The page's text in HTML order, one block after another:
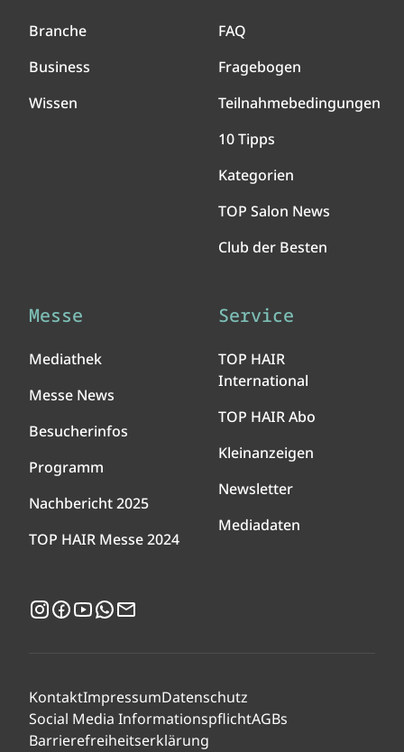
Branche
Business
Wissen
FAQ
Fragebogen
Teilnahmebedingungen
10 Tipps
Kategorien
TOP Salon News
Club der Besten
Messe
Mediathek
Messe News
Besucherinfos
Programm
Nachbericht 2025
TOP HAIR Messe 2024
Service
TOP HAIR
International
TOP HAIR Abo
Kleinanzeigen
Newsletter
Mediadaten
Instagram
Facebook
YouTubeWhatsApp
KontaktImpressumDatenschutz
Social Media InformationspflichtAGBs
Barrierefreiheitserklärung